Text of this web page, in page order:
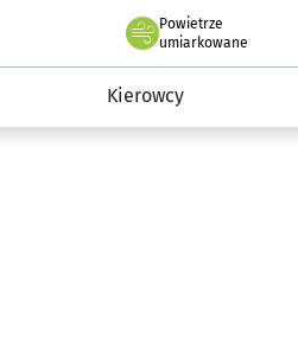
Powietrze
we Wrocławiu
umiarkowane
Kierowcy